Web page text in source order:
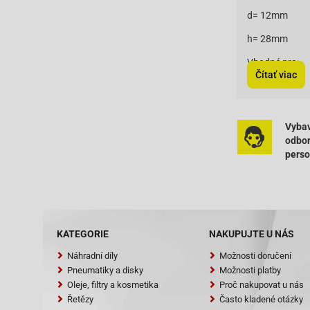
d= 12mm
h= 28mm
Vhodné pro:
ATU /
ATU /
Baotian-
Baotian-
Baotian-
Baotian-
Čítať viac
KATEGORIE
Náhradní díly
Pneumatiky a disky
Oleje, filtry a kosmetika
Řetězy
NAKUPUJTE U NÁS
Možnosti doručení
Možnosti platby
Proč nakupovat u nás
Často kladené otázky